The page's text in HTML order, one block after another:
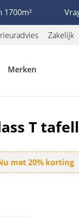
1700m²
Zakelijk
Merken
T
met 20% korting